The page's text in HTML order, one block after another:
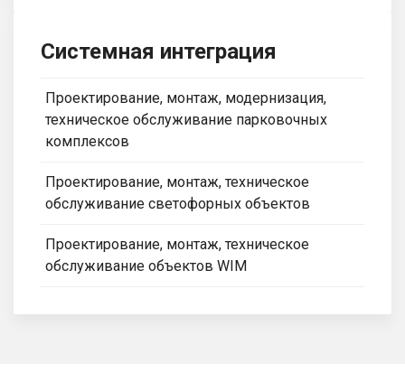
Системная интеграция
Проектирование, монтаж, модернизация,
техническое обслуживание парковочных
комплексов
Проектирование, монтаж, техническое
обслуживание светофорных объектов
Проектирование, монтаж, техническое
обслуживание объектов WIM